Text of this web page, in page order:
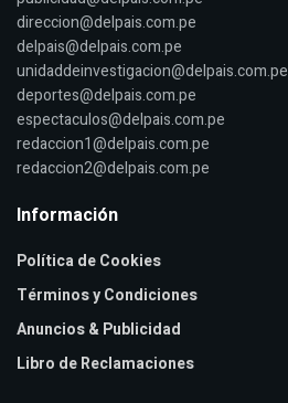
direccion@delpais.com.pe
delpais@delpais.com.pe
unidaddeinvestigacion@delpais.com.pe
deportes@delpais.com.pe
espectaculos@delpais.com.pe
redaccion1@delpais.com.pe
redaccion2@delpais.com.pe
Información
Política de Cookies
Términos y Condiciones
Anuncios & Publicidad
Libro de Reclamaciones